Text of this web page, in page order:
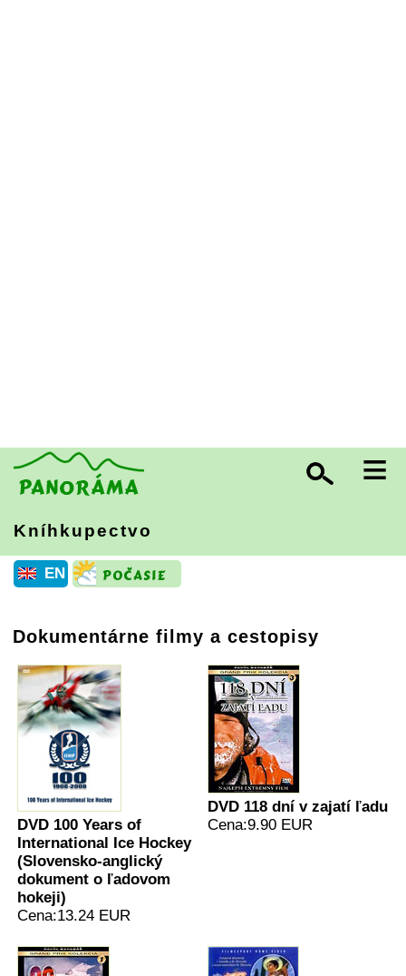
≡
Kníhkupectvo
EN
Dokumentárne filmy a cestopisy
DVD 100 Years of
International Ice Hockey
(Slovensko-anglický
dokument o ľadovom
hokeji)
Cena:13.24 EUR
DVD 118 dní v zajatí ľadu
Cena:9.90 EUR